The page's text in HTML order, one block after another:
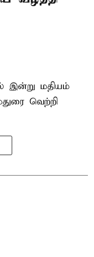
இன்று மதியம்
வெற்றி